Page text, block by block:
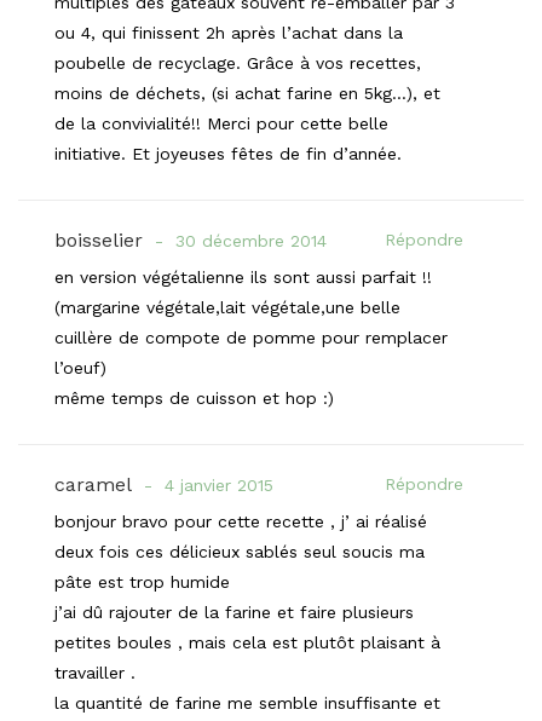
ou 4, qui finissent 2h après l’achat dans la
poubelle de recyclage. Grâce à vos recettes,
moins de déchets, (si achat farine en 5kg…), et
de la convivialité!! Merci pour cette belle
initiative. Et joyeuses fêtes de fin d’année.
boisselier 30 décembre 2014
Répondre
en version végétalienne ils sont aussi parfait !!
(margarine végétale,lait végétale,une belle
cuillère de compote de pomme pour remplacer
l’oeuf)
même temps de cuisson et hop :)
caramel 4 janvier 2015
Répondre
bonjour bravo pour cette recette , j’ ai réalisé
deux fois ces délicieux sablés seul soucis ma
pâte est trop humide
j’ai dû rajouter de la farine et faire plusieurs
petites boules , mais cela est plutôt plaisant à
travailler .
la quantité de farine me semble insuffisante et